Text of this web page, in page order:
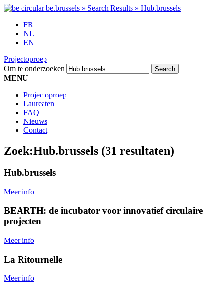
FR
NL
EN
Projectoproep
Om te onderzoeken
MENU
Projectoproep
Laureaten
FAQ
Nieuws
Contact
Zoek:Hub.brussels (31 resultaten)
Hub.brussels
Meer info
BEARTH: de incubator voor innovatief circulaire
projecten
Meer info
La Ritournelle
Meer info